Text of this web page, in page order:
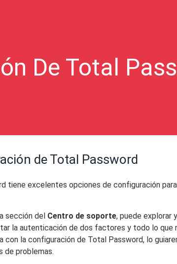
De Total
de Total Password
tiene excelentes opciones de configuración
sección del Centro de soporte, puede explorar
la autenticación de dos factores y todo lo que
con la configuración de Total Password, lo
de problemas.